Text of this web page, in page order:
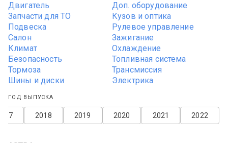
Двигатель
Доп. оборудование
Запчасти для ТО
Кузов и оптика
Подвеска
Рулевое управление
Салон
Зажигание
Климат
Охлаждение
Безопасность
Топливная система
Тормоза
Трансмиссия
Шины и диски
Электрика
ГОД ВЫПУСКА
2022
2021
2020
2019
2018